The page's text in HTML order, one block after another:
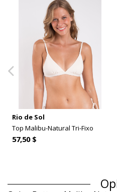
Rio de Sol
Top Malibu-Natural Tri-Fixo
57,50 $